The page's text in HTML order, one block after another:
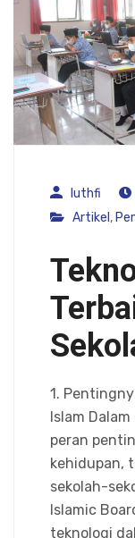
luthfi
Artikel ,
1.
Islam
peran
kehidupan,
sekolah-
Islamic
teknologi